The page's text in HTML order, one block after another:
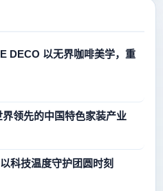
DECO 以无界咖啡美学，重
夯实根基 建设世界领先的中国特色家装产业
科技温度守护团圆时刻